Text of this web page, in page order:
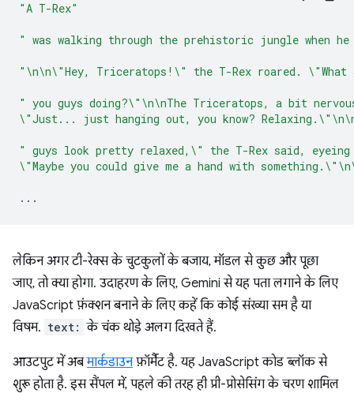
"A T-Rex"
" was walking through the prehistoric jungle when
"\n\n\"Hey, Triceratops!\" the T-Rex roared. \"What
" you guys doing?\"\n\nThe Triceratops, a bit
\"Just... just hanging out, you know?
" guys look pretty relaxed,\" the T-Rex said,
\"Maybe you could give me a hand with
...
लेकिन अगर टी-रेक्स के चुटकुलों के बजाय, मॉडल से कुछ और पूछा
जाए, तो क्या होगा. उदाहरण के लिए, Gemini से यह पता लगाने के लिए
JavaScript फ़ंक्शन बनाने के लिए कहें कि कोई संख्या सम है या
विषम. text: के चंक थोड़े अलग दिखते हैं.
आउटपुट में अबमार्कडाउनफ़ॉर्मैट है. यह JavaScript कोड ब्लॉक से
शुरू होता है. इस सैंपल में, पहले की तरह ही प्री-प्रोसेसिंग के चरण शामिल